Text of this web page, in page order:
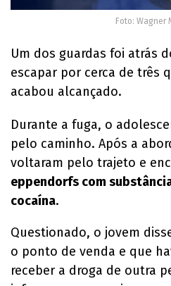
Foto: Wagner
Um dos guardas foi atrás
escapar por cerca de três
acabou alcançado.
Durante a fuga, o
pelo caminho. Após a
voltaram pelo trajeto e
eppendorfs com
cocaína.
Questionado, o jovem
o ponto de venda e que
receber a droga de outra